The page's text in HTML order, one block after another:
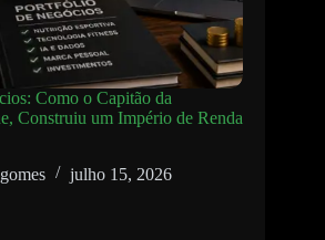
Como o Capitão da
Construiu um Império de Renda
julho 15, 2026